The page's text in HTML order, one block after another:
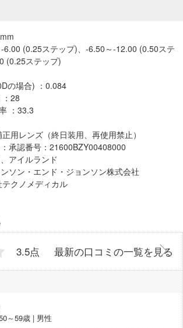
(0.25ステップ)、-6.50～-12.00 (0.50ステ
(0.25ステップ)
の場合) ：0.084
28
：33.3
用レンズ（終日装用、再使用禁止）
承認番号：21600BZY00408000
アイルランド
ソン・エンド・ジョンソン株式会社
クノメディカル
3.5点 最新の口コミの一覧を見る
～59歳 | 男性